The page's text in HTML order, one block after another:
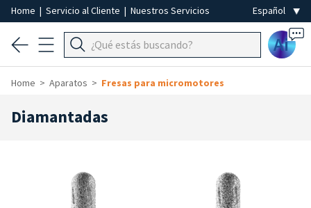
Home | Servicio al Cliente | Nuestros Servicios
Ai
Home Aparatos Fresas para micromotores
Diamantadas